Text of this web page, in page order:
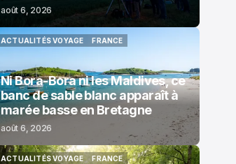
août 6, 2026
ACTUALITÉS VOYAGE
FRANCE
Ni Bora-Bora ni les Maldives, ce
banc de sable blanc apparaît à
marée basse en Bretagne
août 6, 2026
ACTUALITÉS VOYAGE
FRANCE